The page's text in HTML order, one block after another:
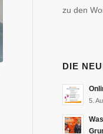
zu den
DIE
5.